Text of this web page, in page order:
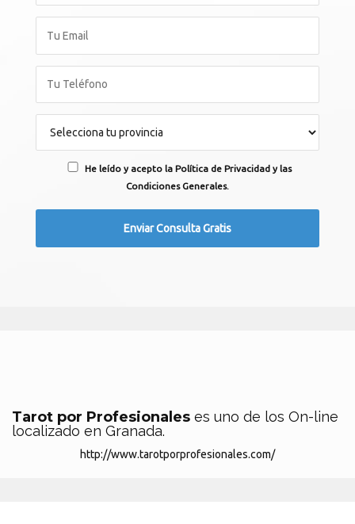
He leído y acepto la Política de Privacidad y las
Condiciones Generales.
Tarot por Profesionales es uno de los On-line
localizado en Granada.
http://www.tarotporprofesionales.com/